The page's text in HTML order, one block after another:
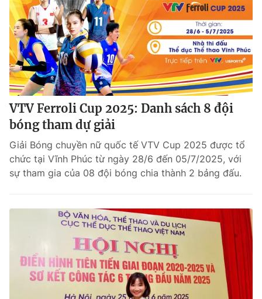
VTV Ferroli Cup 2025: Danh sách 8 đội
bóng tham dự giải
Giải Bóng chuyền nữ quốc tế VTV Cup 2025 được tổ
chức tại Vĩnh Phúc từ ngày 28/6 đến 05/7/2025, với
sự tham gia của 08 đội bóng chia thành 2 bảng đấu.